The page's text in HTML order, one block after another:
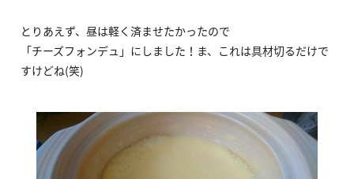
とりあえず、昼は軽く済ませたかったので
「チーズフォンデュ」にしました！ま、これは具材切るだけで
すけどね(笑)